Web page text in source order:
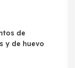
de
y de huevo